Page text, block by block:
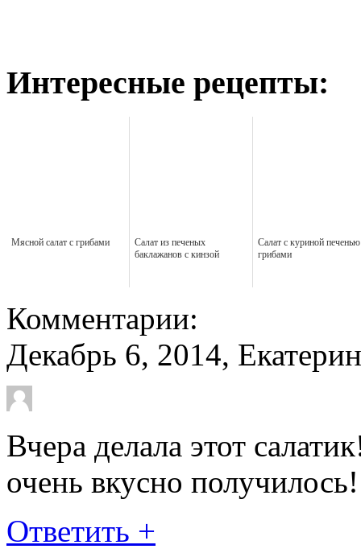
Интересные рецепты:
Мясной салат с грибами
Салат из печеных
баклажанов с кинзой
Салат с куриной
грибами
Комментарии:
Декабрь 6, 2014,
Вчера делала этот
очень вкусно
Ответить +